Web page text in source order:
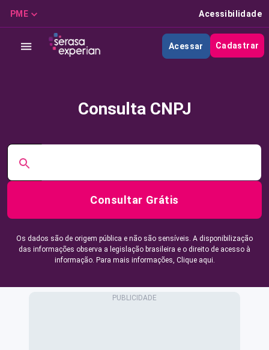
PME Acessibilidade
Acessar Cadastrar
Consulta CNPJ
Consultar Grátis
Os dados são de origem pública e não são sensíveis. A disponibilização
das informações observa a legislação brasileira e o direito de acesso à
informação. Para mais informações, Clique aqui.